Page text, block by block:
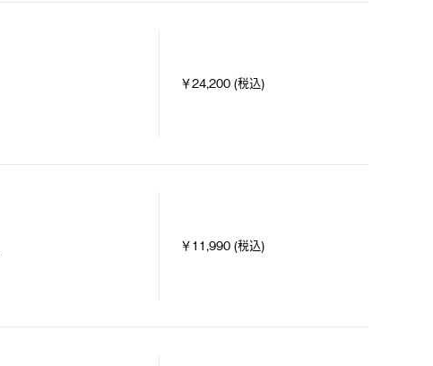
￥24,200 (税込)
￥11,990 (税込)